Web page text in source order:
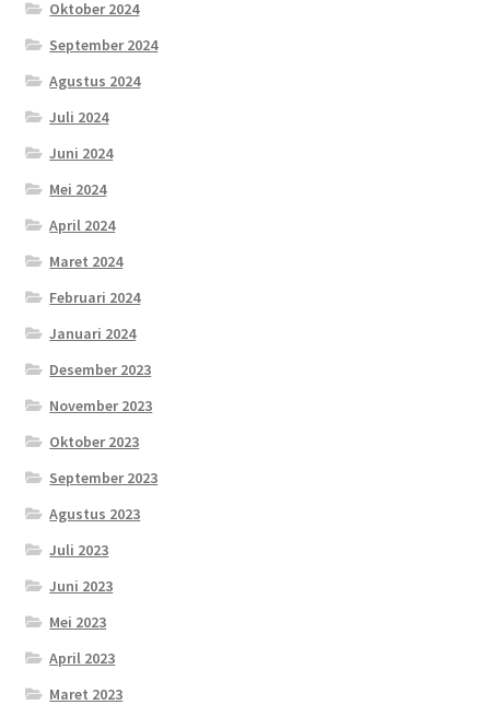
Oktober 2024
September 2024
Agustus 2024
Juli 2024
Juni 2024
Mei 2024
April 2024
Maret 2024
Februari 2024
Januari 2024
Desember 2023
November 2023
Oktober 2023
September 2023
Agustus 2023
Juli 2023
Juni 2023
Mei 2023
April 2023
Maret 2023